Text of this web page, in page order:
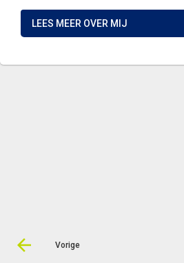
LEES MEER OVER MIJ
Vorige